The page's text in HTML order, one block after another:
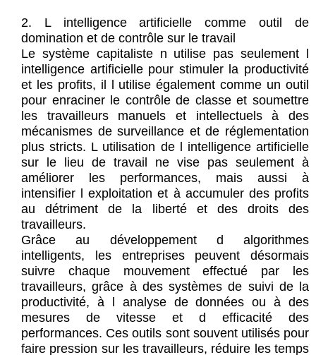
2. L intelligence artificielle comme outil de
domination et de contrôle sur le travail
Le système capitaliste n utilise pas seulement l
intelligence artificielle pour stimuler la productivité
et les profits, il l utilise également comme un outil
pour enraciner le contrôle de classe et soumettre
les travailleurs manuels et intellectuels à des
mécanismes de surveillance et de réglementation
plus stricts. L utilisation de l intelligence artificielle
sur le lieu de travail ne vise pas seulement à
améliorer les performances, mais aussi à
intensifier l exploitation et à accumuler des profits
au détriment de la liberté et des droits des
travailleurs.
Grâce au développement d algorithmes
intelligents, les entreprises peuvent désormais
suivre chaque mouvement effectué par les
travailleurs, grâce à des systèmes de suivi de la
productivité, à l analyse de données ou à des
mesures de vitesse et d efficacité des
performances. Ces outils sont souvent utilisés pour
faire pression sur les travailleurs, réduire les temps